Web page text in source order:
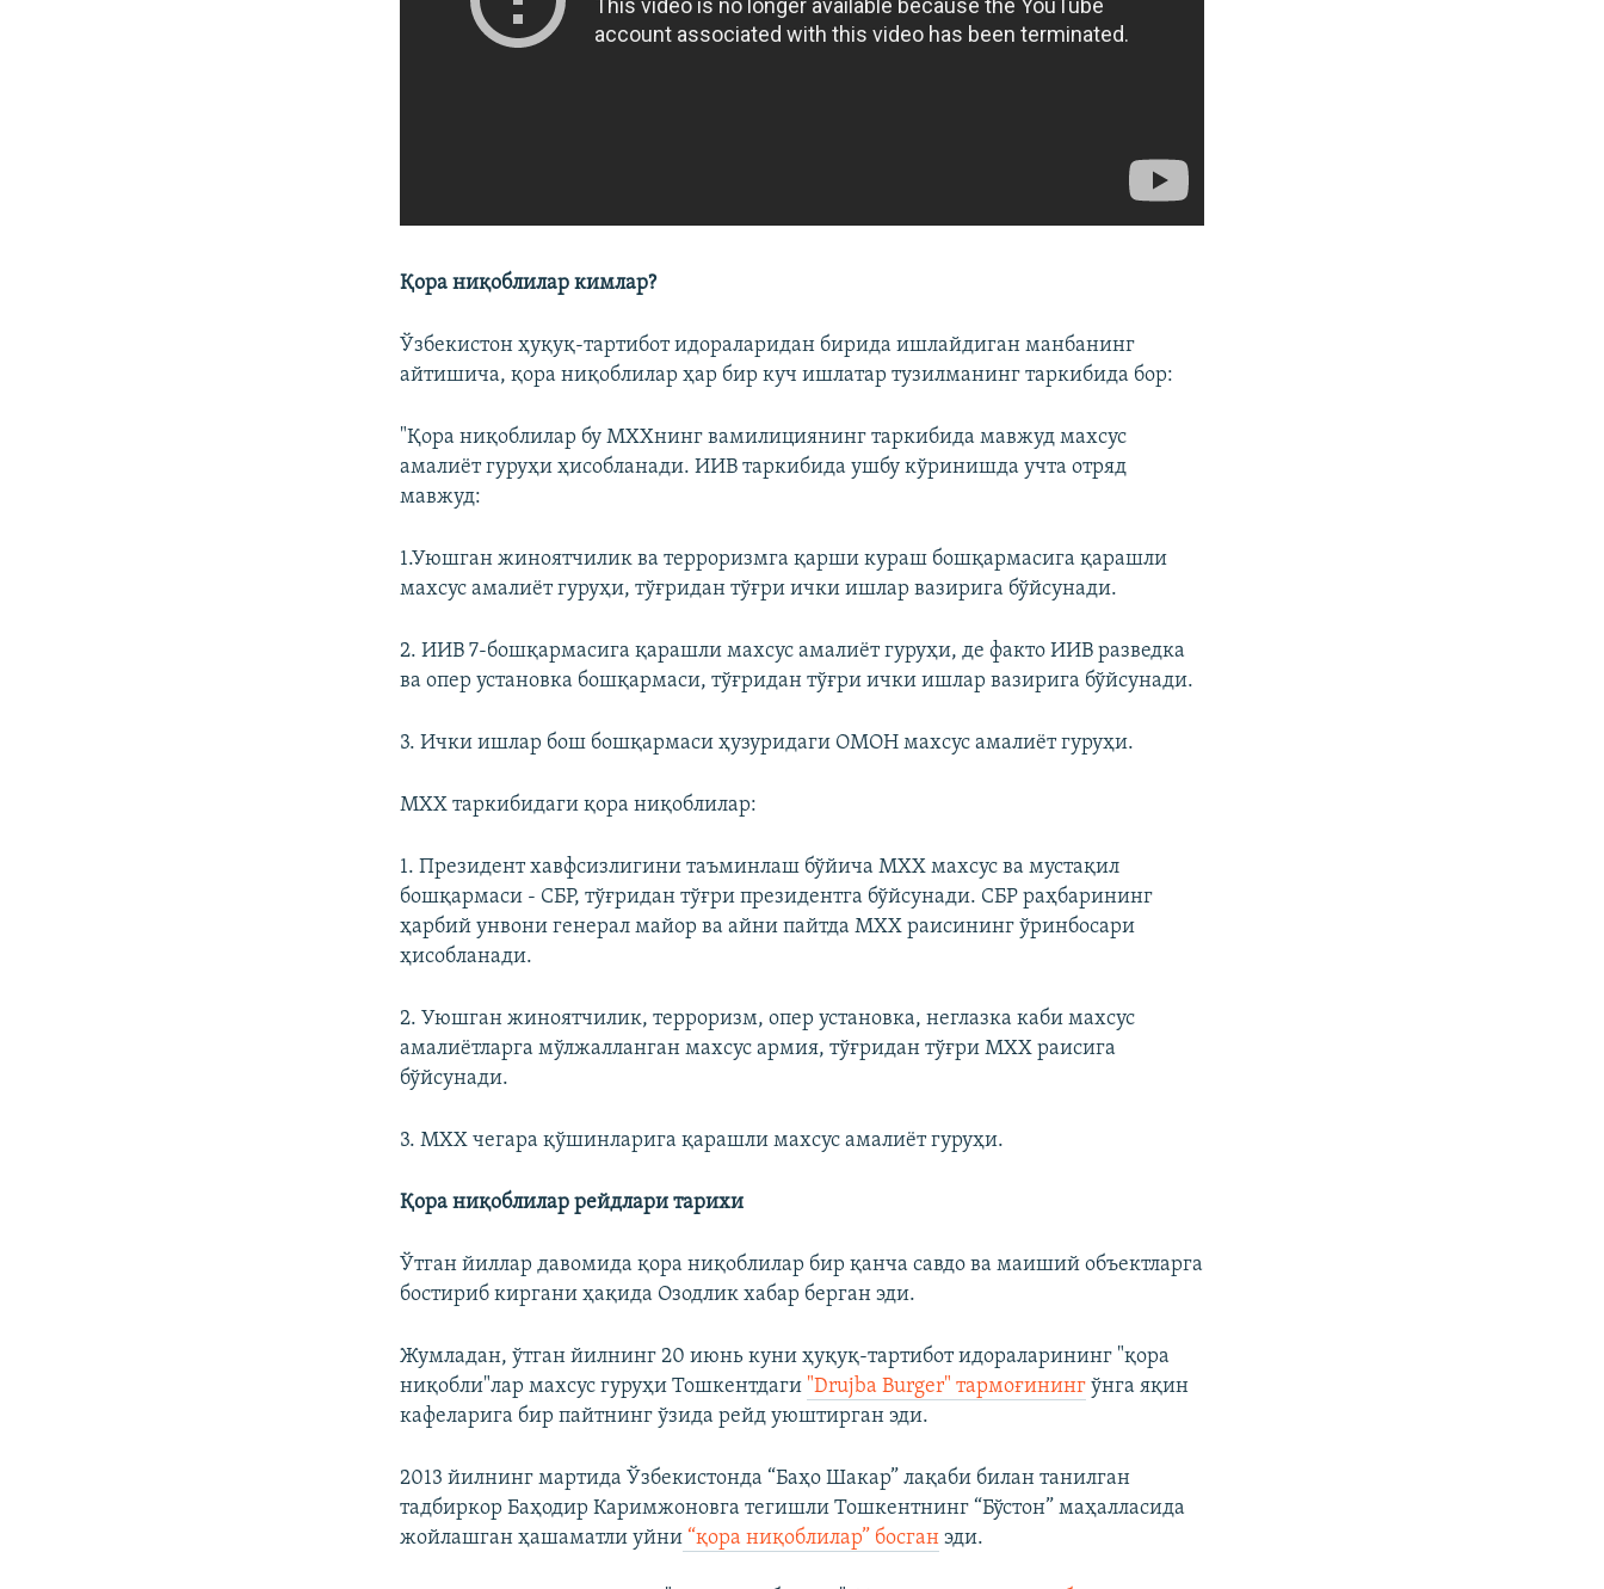
Қора ниқоблилар кимлар?
Ўзбекистон ҳуқуқ-тартибот идораларидан бирида ишлайдиган манбанинг
айтишича, қора ниқоблилар ҳар бир куч ишлатар тузилманинг таркибида бор:
"Қора ниқоблилар бу МХХнинг вамилициянинг таркибида мавжуд махсус
амалиёт гуруҳи ҳисобланади. ИИВ таркибида ушбу кўринишда учта отряд
мавжуд:
1.Уюшган жиноятчилик ва терроризмга қарши кураш бошқармасига қарашли
махсус амалиёт гуруҳи, тўғридан тўғри ички ишлар вазирига бўйсунади.
2. ИИВ 7-бошқармасига қарашли махсус амалиёт гуруҳи, де факто ИИВ разведка
ва опер установка бошқармаси, тўғридан тўғри ички ишлар вазирига бўйсунади.
3. Ички ишлар бош бошқармаси ҳузуридаги ОМОН махсус амалиёт гуруҳи.
МХХ таркибидаги қора ниқоблилар:
1. Президент хавфсизлигини таъминлаш бўйича МХХ махсус ва мустақил
бошқармаси - СБР, тўғридан тўғри президентга бўйсунади. СБР раҳбарининг
ҳарбий унвони генерал майор ва айни пайтда МХХ раисининг ўринбосари
ҳисобланади.
2. Уюшган жиноятчилик, терроризм, опер установка, неглазка каби махсус
амалиётларга мўлжалланган махсус армия, тўғридан тўғри МХХ раисига
бўйсунади.
3. МХХ чегара қўшинларига қарашли махсус амалиёт гуруҳи.
Қора ниқоблилар рейдлари тарихи
Ўтган йиллар давомида қора ниқоблилар бир қанча савдо ва маиший объектларга
бостириб киргани ҳақида Озодлик хабар берган эди.
Жумладан, ўтган йилнинг 20 июнь куни ҳуқуқ-тартибот идораларининг "қора
ниқобли"лар махсус гуруҳи Тошкентдаги "Drujba Burger" тармоғининг ўнга яқин
кафеларига бир пайтнинг ўзида рейд уюштирган эди.
2013 йилнинг мартида Ўзбекистонда “Баҳо Шакар” лақаби билан танилган
тадбиркор Баҳодир Каримжоновга тегишли Тошкентнинг “Бўстон” маҳалласида
жойлашган ҳашаматли уйни “қора ниқоблилар” босган эди.